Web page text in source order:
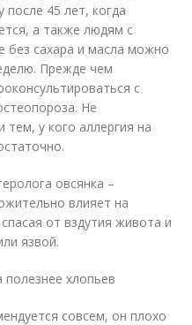
45 лет, когда
а также людям с
без сахара и масла можно
Прежде чем
с
Не
тем, у кого аллергия на
овсянка –
влияет на
от вздутия живота и
язвой.
хлопьев
совсем, он плохо